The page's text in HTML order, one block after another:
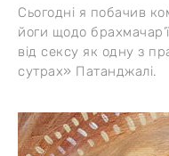
Сьогодні я побачив
йоги щодо
від сексу як одну з
сутрах» Патанджалі.